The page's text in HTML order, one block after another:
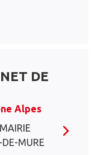
DE
Alpes
MURE